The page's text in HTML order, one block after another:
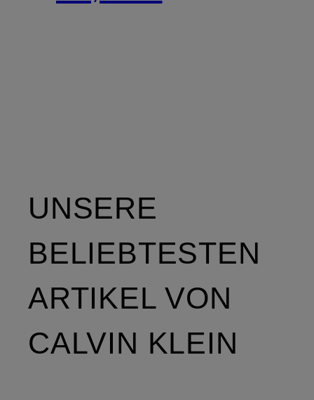
UNSERE
BELIEBTESTEN
ARTIKEL VON
CALVIN KLEIN